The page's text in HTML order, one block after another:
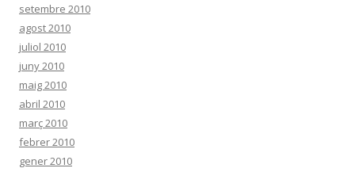
setembre 2010
agost 2010
juliol 2010
juny 2010
maig 2010
abril 2010
març 2010
febrer 2010
gener 2010